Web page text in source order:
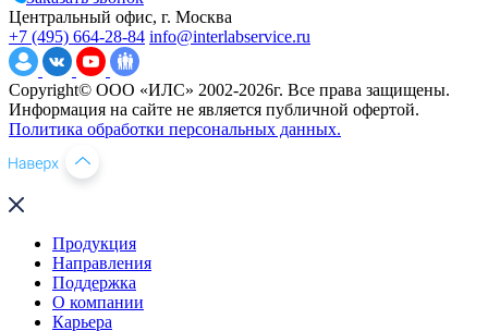
Центральный офис, г. Москва
+7 (495) 664-28-84 info@interlabservice.ru
Copyright© ООО «ИЛС» 2002-2026г. Все права защищены.
Информация на сайте не является публичной офертой.
Политика обработки персональных данных.
Продукция
Направления
Поддержка
О компании
Карьера